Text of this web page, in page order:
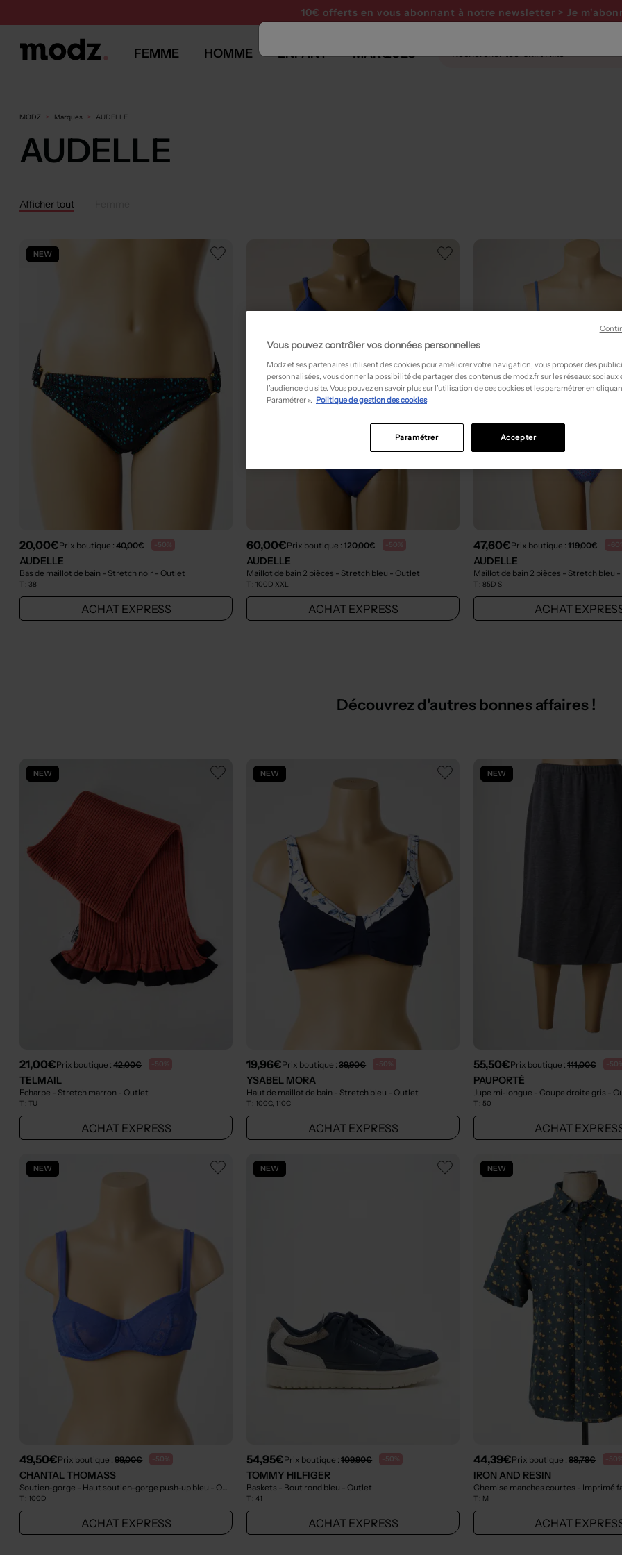
10€ offerts en vous abonnant à notre newsletter > Je
FEMME HOMME ENFANT MARQUES
MODZ Marques AUDELLE
AUDELLE
Afficher tout
NEW
20,00€Prix boutique :40,00€ -50%
AUDELLE
Bas de maillot de bain - Stretch noir - Outlet
T :38
ACHAT EXPRESS
60,00€Prix boutique :120,00€ -50%
AUDELLE
Maillot de bain 2 pièces - Stretch bleu - Outlet
T :100D XXL
ACHAT EXPRESS
47,60€Prix boutique : 119,00€ -
AUDELLE
Maillot de bain 2 pièces - Stretch bleu -
T : 85D S
ACHAT
Découvrez d'autres bonnes affaires !
NEW
21,00€Prix boutique :42,00€ -50%
TELMAIL
Echarpe - Stretch marron - Outlet
T : TU
ACHAT EXPRESS
NEW
19,96€Prix boutique :39,90€ -50%
YSABEL MORA
Haut de maillot de bain - Stretch bleu - Outlet
T :100C, 110C
ACHAT EXPRESS
NEW
55,50€Prix boutique : 111,00€ -
PAUPORTÉ
Jupe mi-longue - Coupe droite gris -
T : 50
ACHAT
NEW
49,50€Prix boutique :99,00€ -50%
CHANTAL THOMASS
Soutien-gorge - Haut soutien-gorge push-up bleu - Outlet
T :100D
ACHAT EXPRESS
NEW
54,95€Prix boutique :109,90€ -50%
TOMMY HILFIGER
Baskets - Bout rond bleu - Outlet
T :41
ACHAT EXPRESS
NEW
44,39€Prix boutique : 88,78€ -
IRON AND RESIN
Chemise manches courtes - Imprimé
T : M
ACHAT
Vous pouvez contrôler vos données personnelles
Modz et ses partenaires utilisent des cookies pour améliorer votre navigation, vous proposer des
personnalisées, vous donner la possibilité de partager des contenus de modz.fr sur les réseaux sociaux
l’audience du site. Vous pouvez en savoir plus sur l’utilisation de ces cookies et les paramétrer en
Paramétrer ». Politique de gestion des cookies
Accepter
Paramétrer